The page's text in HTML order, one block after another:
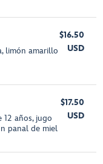
limón amarillo
$16.50
USD
años, jugo
panal de miel
$17.50
USD